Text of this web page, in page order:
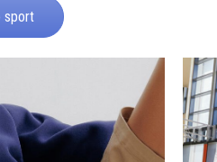
sport